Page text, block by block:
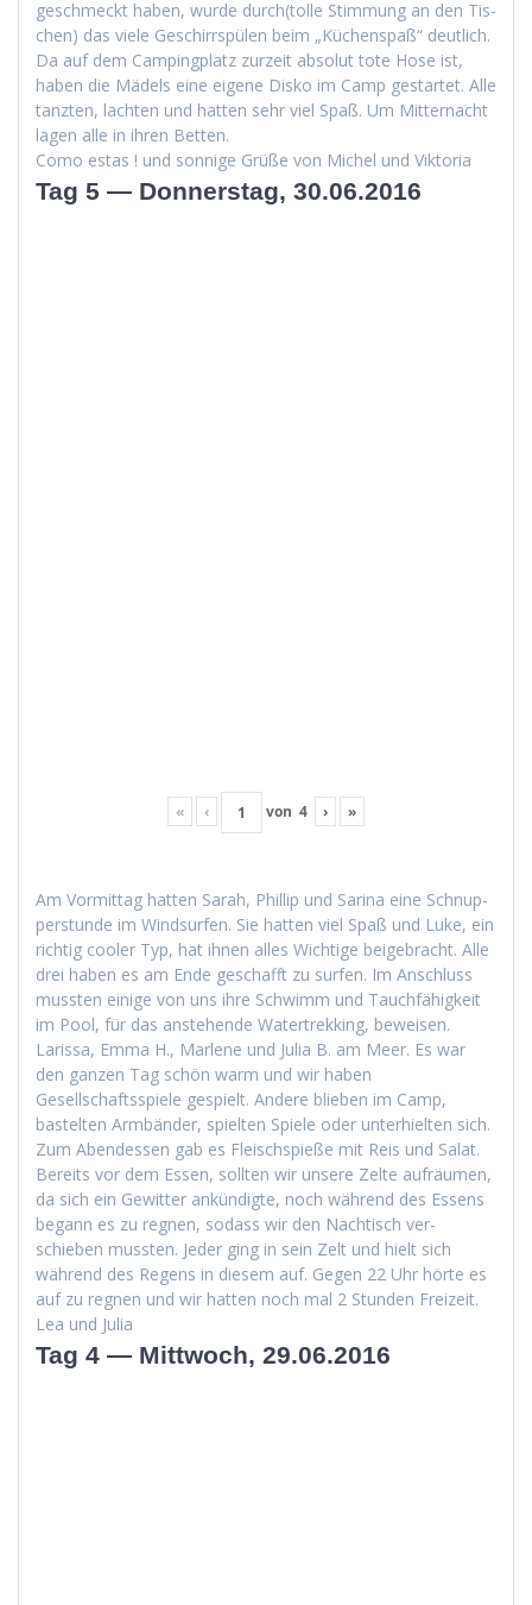
geschmeckt haben, wurde durch(tolle Stim­mung an den Tis­
chen) das viele Geschirrspülen beim „Küchenspaß“ deut­lich.
Da auf dem Camp­ing­platz zurzeit abso­lut tote Hose ist,
haben die Mädels eine eigene Disko im Camp ges­tartet. Alle
tanzten, lacht­en und hat­ten sehr viel Spaß. Um Mit­ter­nacht
lagen alle in ihren Betten.
Como estas ! und son­nige Grüße von Michel und Viktoria
Tag 5 — Donnerstag, 30.06.2016
« ‹ von 4 › »
Am Vor­mit­tag hat­ten Sarah, Phillip und Sari­na eine Schnup­
per­stunde im Wind­sur­fen. Sie hat­ten viel Spaß und Luke, ein
richtig cool­er Typ, hat ihnen alles Wichtige beige­bracht. Alle
drei haben es am Ende geschafft zu sur­fen. Im Anschluss
mussten einige von uns ihre Schwimm und Tauch­fähigkeit
im Pool, für das anste­hende Watertrekking, beweisen.
Laris­sa, Emma H., Mar­lene und Julia B. am Meer. Es war
den ganzen Tag schön warm und wir haben
Gesellschaftsspiele gespielt. Andere blieben im Camp,
bastel­ten Arm­bän­der, spiel­ten Spiele oder unter­hiel­ten sich.
Zum Aben­dessen gab es Fleis­chspieße mit Reis und Salat.
Bere­its vor dem Essen, soll­ten wir unsere Zelte aufräu­men,
da sich ein Gewit­ter ankündigte, noch während des Essens
begann es zu reg­nen, sodass wir den Nachtisch ver­
schieben mussten. Jed­er ging in sein Zelt und hielt sich
während des Regens in diesem auf. Gegen 22 Uhr hörte es
auf zu reg­nen und wir hat­ten noch mal 2 Stun­den Freizeit.
Lea und Julia
Tag 4 — Mittwoch, 29.06.2016